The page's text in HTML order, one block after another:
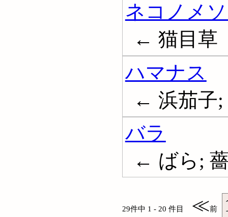
ネコノメ
← 猫目草
ハマナス
← 浜茄子;
バラ
← ばら;
29件中 1 - 20 件目 ≪前